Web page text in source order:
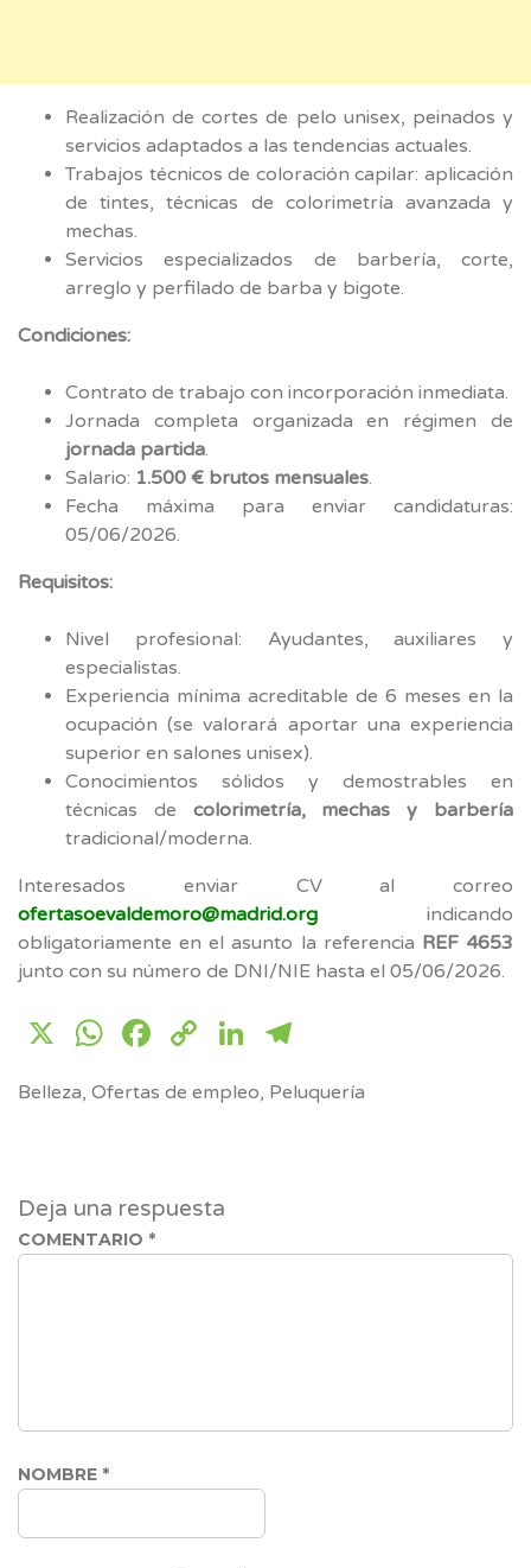
Realización de cortes de pelo unisex, peinados y
servicios adaptados a las tendencias actuales.
Trabajos técnicos de coloración capilar: aplicación
de tintes, técnicas de colorimetría avanzada y
mechas.
Servicios especializados de barbería, corte,
arreglo y perfilado de barba y bigote.
Condiciones:
Contrato de trabajo con incorporación inmediata.
Jornada completa organizada en régimen de
jornada partida.
Salario: 1.500 € brutos mensuales.
Fecha máxima para enviar candidaturas:
05/06/2026.
Requisitos:
Nivel profesional: Ayudantes, auxiliares y
especialistas.
Experiencia mínima acreditable de 6 meses en la
ocupación (se valorará aportar una experiencia
superior en salones unisex).
Conocimientos sólidos y demostrables en
técnicas de colorimetría, mechas y barbería
tradicional/moderna.
Interesados enviar CV al correo
ofertasoevaldemoro@madrid.org indicando
obligatoriamente en el asunto la referencia REF 4653
junto con su número de DNI/NIE hasta el 05/06/2026.
X WhatsApp
Facebook
CopyLinkedIn
Belleza, Ofertas de empleo, Peluquería
Deja una respuesta
COMENTARIO *
NOMBRE *